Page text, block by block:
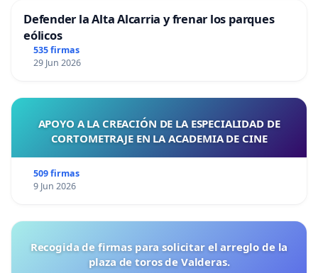
Defender la Alta Alcarria y frenar los parques
eólicos
535 firmas
29 Jun 2026
APOYO A LA CREACIÓN DE LA ESPECIALIDAD DE
CORTOMETRAJE EN LA ACADEMIA DE CINE
509 firmas
9 Jun 2026
Recogida de firmas para solicitar el arreglo de la
plaza de toros de Valderas.